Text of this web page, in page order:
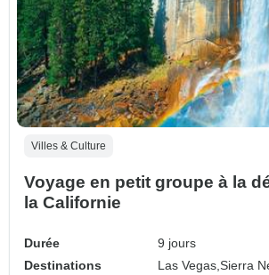
Villes & Culture
Voyage en petit groupe à la
la Californie
Durée
9 jours
Destinations
Las Vegas,Sierra